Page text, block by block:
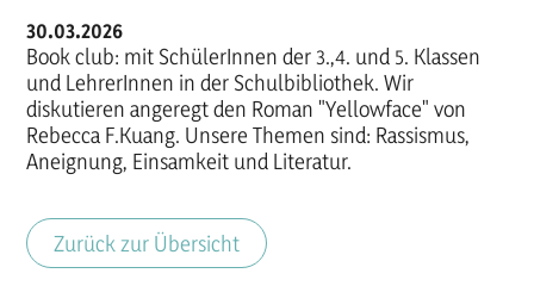
30.03.2026
Book club: mit SchülerInnen der 3.,4. und 5. Klassen
und LehrerInnen in der Schulbibliothek. Wir
diskutieren angeregt den Roman "Yellowface" von
Rebecca F.Kuang. Unsere Themen sind: Rassismus,
Aneignung, Einsamkeit und Literatur.
Zurück zur Übersicht